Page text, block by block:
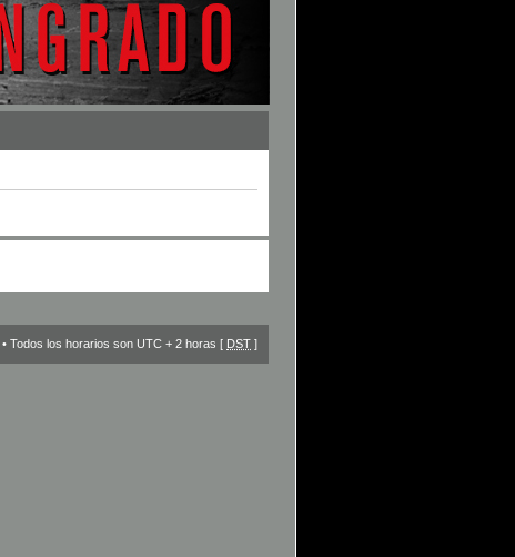
• Todos los horarios son UTC + 2 horas [ DST ]